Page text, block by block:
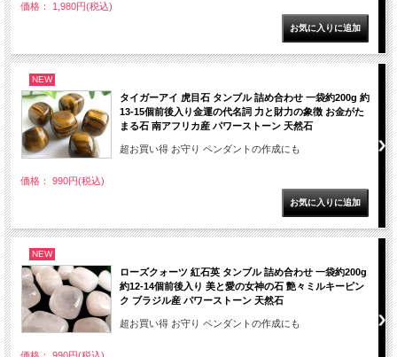
価格： 1,980円(税込)
NEW
タイガーアイ 虎目石 タンブル 詰め合わせ 一袋約200g 約
13-15個前後入り金運の代名詞 力と財力の象徴 お金がた
まる石 南アフリカ産 パワーストーン 天然石
超お買い得 お守り ペンダントの作成にも
価格： 990円(税込)
NEW
ローズクォーツ 紅石英 タンブル 詰め合わせ 一袋約200g
約12-14個前後入り 美と愛の女神の石 艶々ミルキーピン
ク ブラジル産 パワーストーン 天然石
超お買い得 お守り ペンダントの作成にも